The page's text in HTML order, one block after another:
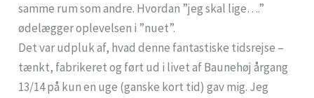
samme rum som andre. Hvordan ”jeg skal lige….”
ødelægger oplevelsen i ”nuet”.
Det var udpluk af, hvad denne fantastiske tidsrejse –
tænkt, fabrikeret og ført ud i livet af Baunehøj årgang
13/14 på kun en uge (ganske kort tid) gav mig. Jeg